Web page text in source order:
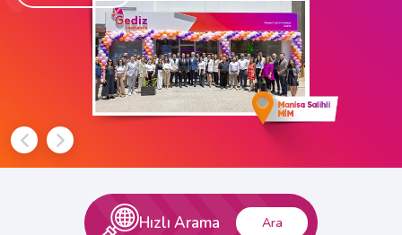
Hızlı Arama Ara